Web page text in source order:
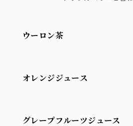
ウーロン茶
オレンジジュース
グレープフルーツジュース